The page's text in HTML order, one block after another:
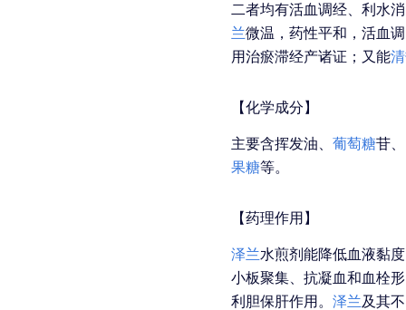
二者均有活血调经、利水
兰微温，药性平和，活血
用治瘀滞经产诸证；又能
【化学成分】
主要含挥发油、葡萄糖苷
果糖等。
【药理作用】
泽兰水煎剂能降低血液黏
小板聚集、抗凝血和血栓
利胆保肝作用。 泽兰及其